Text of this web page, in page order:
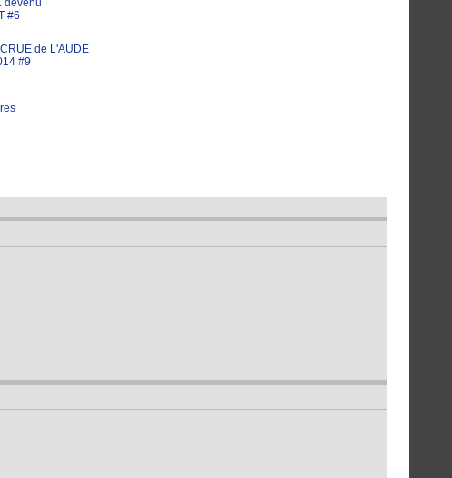
devenu
#6
de L'AUDE
#9